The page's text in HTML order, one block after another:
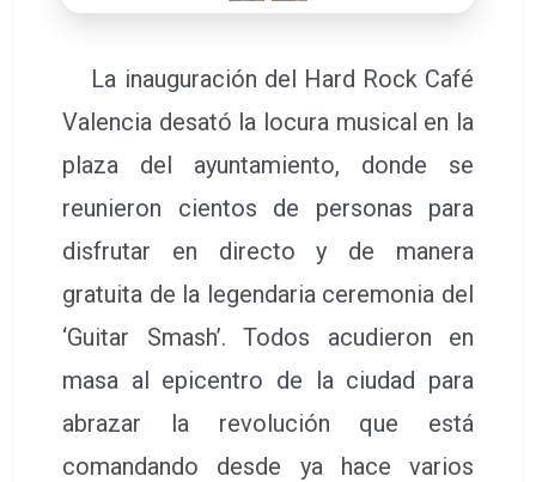
La inauguración del Hard Rock Café
Valencia desató la locura musical en la
plaza del ayuntamiento, donde se
reunieron cientos de personas para
disfrutar en directo y de manera
gratuita de la legendaria ceremonia del
‘Guitar Smash’. Todos acudieron en
masa al epicentro de la ciudad para
abrazar la revolución que está
comandando desde ya hace varios